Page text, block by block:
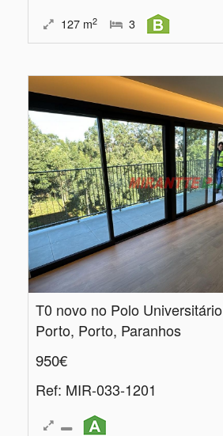
127 m2 3
T0 novo no Polo Universitário
Porto, Porto, Paranhos
950€
Ref: MIR-033-1201